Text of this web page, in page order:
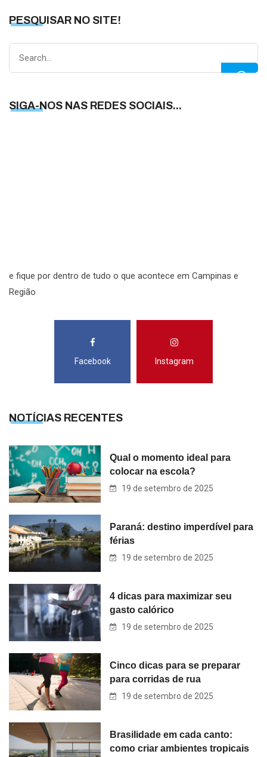
PESQUISAR NO SITE!
SIGA-NOS NAS REDES SOCIAIS...
e fique por dentro de tudo o que acontece em Campinas e
Região
Facebook Instagram
NOTÍCIAS RECENTES
Qual o momento ideal para
colocar na escola?
19 de setembro de 2025
Paraná: destino imperdível para
férias
19 de setembro de 2025
4 dicas para maximizar seu
gasto calórico
19 de setembro de 2025
Cinco dicas para se preparar
para corridas de rua
19 de setembro de 2025
Brasilidade em cada canto:
como criar ambientes tropicais